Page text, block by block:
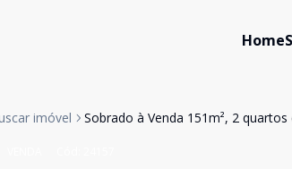
Home
imóvel Sobrado à Venda 151m², 2